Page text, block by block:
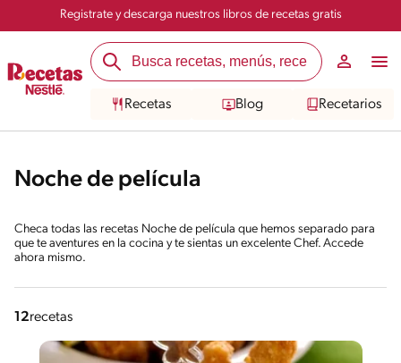
Registrate y descarga nuestros libros de recetas gratis
Recetas Blog Recetarios
Noche de película
Checa todas las recetas Noche de película que hemos separado para
que te aventures en la cocina y te sientas un excelente Chef. Accede
ahora mismo.
12recetas